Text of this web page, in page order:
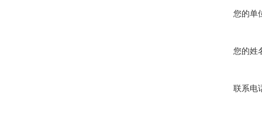
您的单
您的姓
联系电